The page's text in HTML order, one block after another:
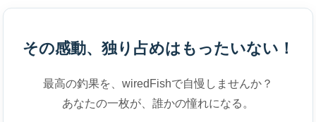
その感動、 独り占めはもったいない！
最高の釣果を、wiredFishで自慢しませんか？
あなたの一枚が、誰かの憧れになる。